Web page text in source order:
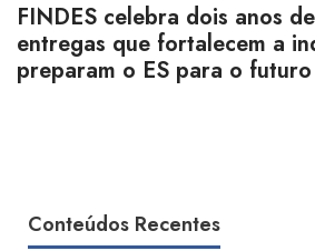
FINDES celebra dois anos
entregas que fortalecem a
preparam o ES para o futuro
Conteúdos Recentes